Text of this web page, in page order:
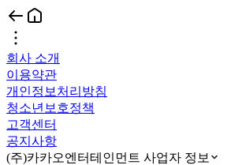
회사 소개
이용약관
개인정보처리방침
청소년보호정책
고객센터
공지사항
(주)카카오엔터테인먼트 사업자 정보